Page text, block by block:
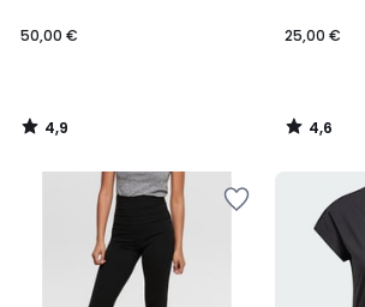
50,00 €
4,9
/
25,00 €
4,6
/